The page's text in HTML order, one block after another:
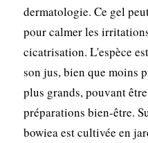
dermatologie. Ce gel
pour calmer les
cicatrisation. L'espèce
son jus, bien que moins
plus grands, pouvant
préparations bien-être.
bowiea est cultivée en